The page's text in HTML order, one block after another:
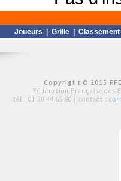
Joueurs Grille Classement
Copyright © 2015
Fédération Française des
tél : 01 39 44 65 80 | contact :